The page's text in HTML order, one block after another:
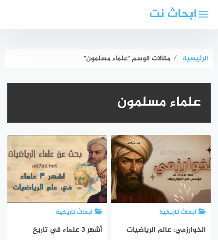
ابحاث نت
الرئيسية ⁄ مقالات الوسم "علماء مسلمون"
علماء مسلمون
ابحاث تاريخية
الخوارزمي: عالم الرياضيات
ابحاث تاريخية
أشهر 3 علماء في تاريخ